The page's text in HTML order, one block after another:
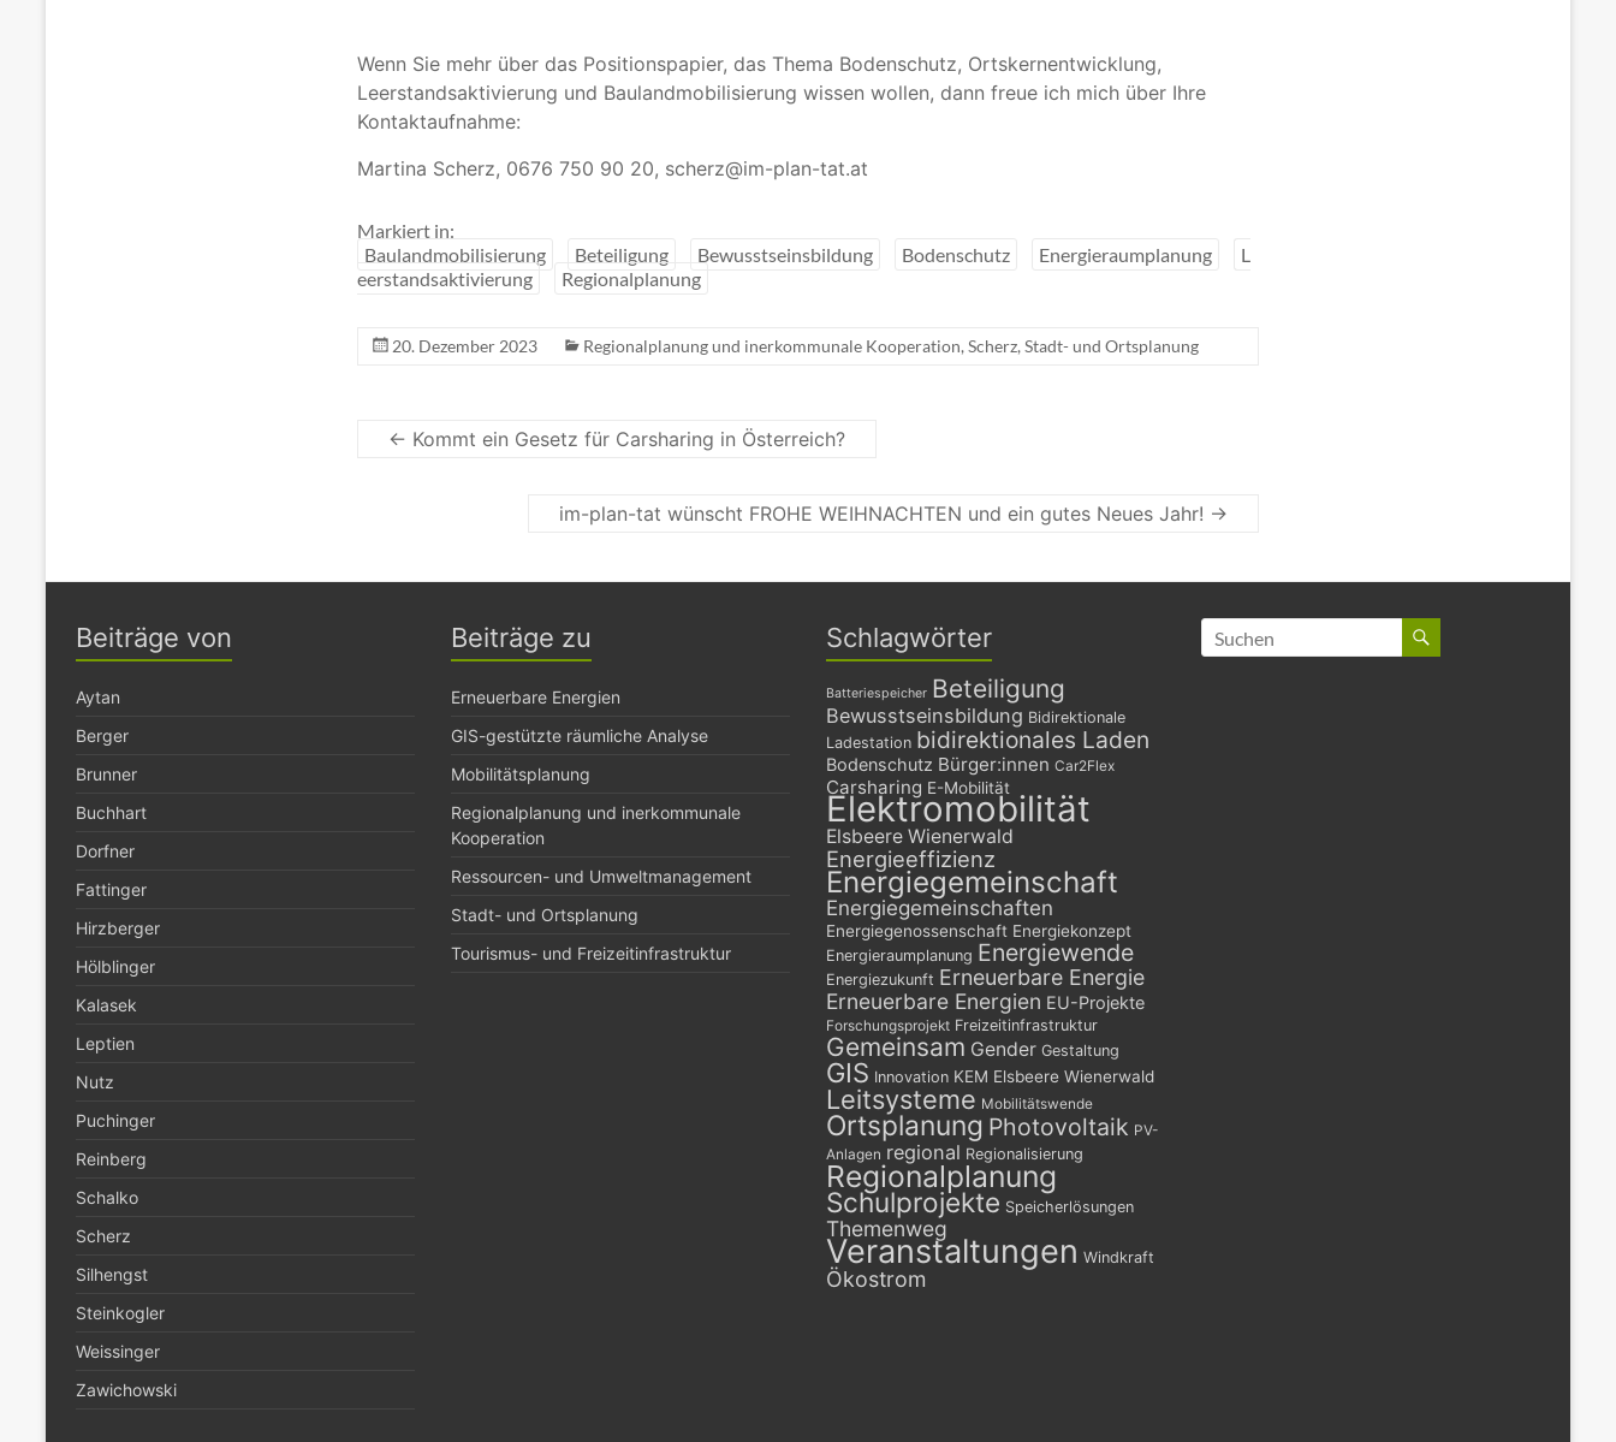
Wenn Sie mehr über das Positionspapier, das Thema Bodenschutz, Ortskernentwicklung,
Leerstandsaktivierung und Baulandmobilisierung wissen wollen, dann freue ich mich über Ihre
Kontaktaufnahme:
Martina Scherz, 0676 750 90 20, scherz@im-plan-tat.at
Markiert in:
Baulandmobilisierung
Beteiligung Bewusstseinsbildung Bodenschutz Energieraumplanung
L
eerstandsaktivierung
Regionalplanung
20. Dezember 2023 Regionalplanung und inerkommunale Kooperation, Scherz, Stadt- und Ortsplanung
← Kommt ein Gesetz für Carsharing in Österreich?
im-plan-tat wünscht FROHE WEIHNACHTEN und ein gutes Neues Jahr! →
Beiträge von
Aytan
Berger
Brunner
Buchhart
Dorfner
Fattinger
Hirzberger
Hölblinger
Kalasek
Leptien
Nutz
Puchinger
Reinberg
Schalko
Scherz
Silhengst
Steinkogler
Weissinger
Zawichowski
Beiträge zu
Erneuerbare Energien
GIS-gestützte räumliche Analyse
Mobilitätsplanung
Regionalplanung und inerkommunale
Kooperation
Ressourcen- und Umweltmanagement
Stadt- und Ortsplanung
Tourismus- und Freizeitinfrastruktur
Schlagwörter
Batteriespeicher Beteiligung
Bewusstseinsbildung Bidirektionale
Ladestation bidirektionales Laden
Bodenschutz Bürger:innen Car2Flex
Carsharing E-Mobilität
Elektromobilität
Elsbeere Wienerwald
Energieeffizienz
Energiegemeinschaft
Energiegemeinschaften
Energiegenossenschaft Energiekonzept
Energieraumplanung Energiewende
Energiezukunft Erneuerbare Energie
Erneuerbare Energien EU-Projekte
Forschungsprojekt Freizeitinfrastruktur
Gemeinsam Gender Gestaltung
GIS Innovation KEM Elsbeere Wienerwald
Leitsysteme Mobilitätswende
Ortsplanung Photovoltaik PV-
Anlagen regional Regionalisierung
Regionalplanung
Schulprojekte Speicherlösungen
Themenweg
Veranstaltungen Windkraft
Ökostrom